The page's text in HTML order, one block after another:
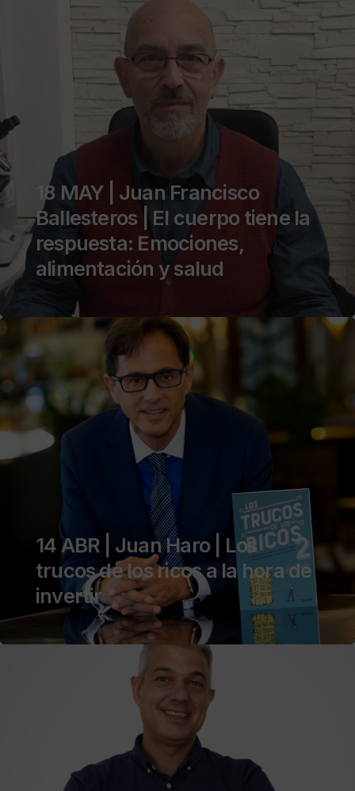
18 MAY | Juan Francisco
Ballesteros | El cuerpo tiene la
respuesta: Emociones,
alimentación y salud
14 ABR | Juan Haro | Los
trucos de los ricos a la hora de
invertir